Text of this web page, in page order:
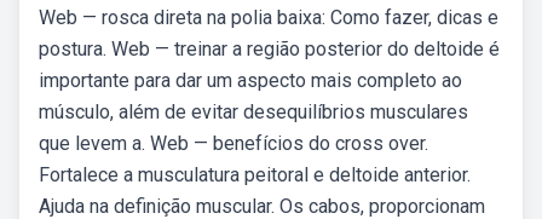
Web — rosca direta na polia baixa: Como fazer, dicas e
postura. Web — treinar a região posterior do deltoide é
importante para dar um aspecto mais completo ao
músculo, além de evitar desequilíbrios musculares
que levem a. Web — benefícios do cross over.
Fortalece a musculatura peitoral e deltoide anterior.
Ajuda na definição muscular. Os cabos, proporcionam